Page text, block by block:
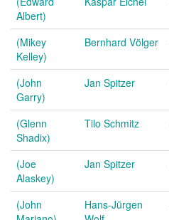
Albert)
(Mikey
Kelley)
Bernhard Völger
(John
Garry)
Jan Spitzer
(Glenn
Shadix)
Tilo Schmitz
(Joe
Alaskey)
Jan Spitzer
(John
Hans-Jürgen